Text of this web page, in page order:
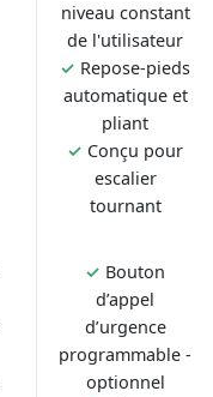
niveau constant
de l'utilisateur
✓ Repose-pieds
automatique et
pliant
✓ Conçu pour
escalier
tournant
✓ Bouton
d’appel
d’urgence
programmable -
optionnel